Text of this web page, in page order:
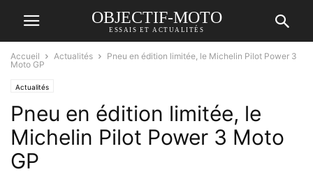
OBJECTIF-MOTO
ESSAIS ET ACTUALITÉS
Accueil Actualités
Pneu en édition limitée, le Michelin Pilot Power 3
Moto GP
Actualités
Pneu en édition limitée, le
Michelin Pilot Power 3 Moto
GP